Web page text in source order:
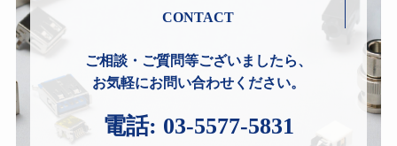
CONTACT
ご相談・ご質問等ございましたら、
お気軽にお問い合わせください。
電話: 03-5577-5831